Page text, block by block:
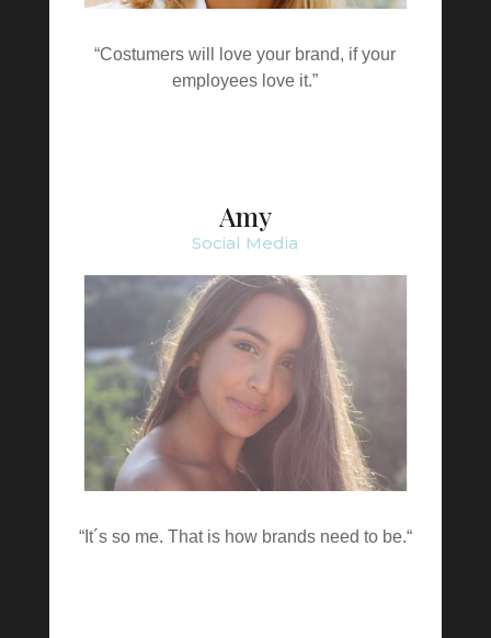
“Costumers will love your brand, if your
employees love it.”
Amy
Social Media
“It´s so me. That is how brands need to be.“